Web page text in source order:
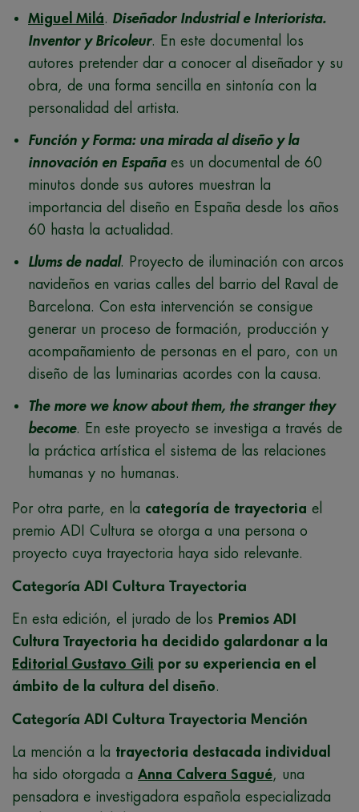
Miguel Milá. Diseñador Industrial e Interiorista.
Inventor y Bricoleur. En este documental los
autores pretender dar a conocer al diseñador y su
obra, de una forma sencilla en sintonía con la
personalidad del artista.
Función y Forma: una mirada al diseño y la
innovación en Españaes un documental de 60
minutos donde sus autores muestran la
importancia del diseño en España desde los años
60 hasta la actualidad.
Llums de nadal. Proyecto de iluminación con arcos
navideños en varias calles del barrio del Raval de
Barcelona. Con esta intervención se consigue
generar un proceso de formación, producción y
acompañamiento de personas en el paro, con un
diseño de las luminarias acordes con la causa.
The more we know about them, the stranger they
become. En este proyecto se investiga a través de
la práctica artística el sistema de las relaciones
humanas y no humanas.
Por otra parte, en la categoría de trayectoria el
premio ADI Cultura se otorga a una persona o
proyecto cuya trayectoria haya sido relevante.
Categoría ADI Cultura Trayectoria
En esta edición, el jurado de los Premios ADI
Cultura Trayectoria ha decidido galardonar a la
Editorial Gustavo Gili por su experiencia en el
ámbito de la cultura del diseño.
Categoría ADI Cultura Trayectoria Mención
La mención a la trayectoria destacada individual
ha sido otorgada a Anna Calvera Sagué, una
pensadora e investigadora española especializada